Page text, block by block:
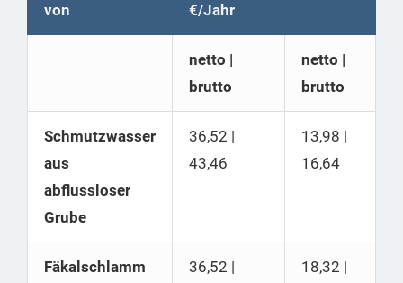
von
€/Jahr
netto |
brutto
netto |
brutto
Schmutzwasser
aus
abflussloser
Grube
36,52 |
43,46
13,98 |
16,64
Fäkalschlamm
36,52 |
18,32 |